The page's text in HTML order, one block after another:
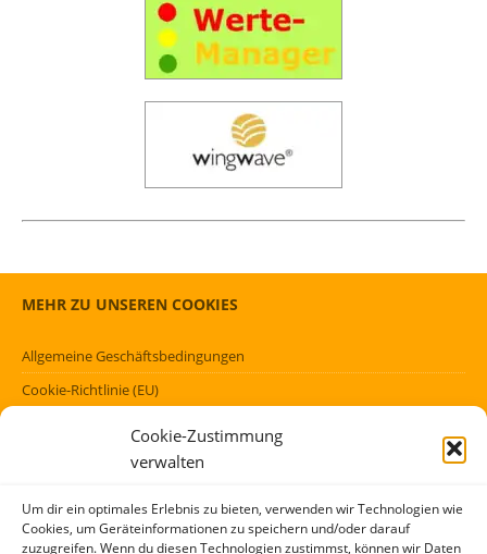
Cookie-Zustimmung
verwalten
Um dir ein optimales Erlebnis zu bieten, verwenden wir Technologien wie
Cookies, um Geräteinformationen zu speichern und/oder darauf
zuzugreifen. Wenn du diesen Technologien zustimmst, können wir Daten
MEHR ZU UNSEREN COOKIES
Allgemeine Geschäftsbedingungen
Cookie-Richtlinie (EU)
FÖRMLICHES